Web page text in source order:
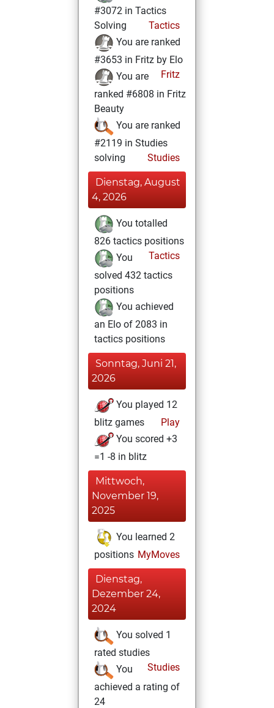
#3072 in Tactics
Solving
Tactics
You are ranked
#3653 in Fritz by Elo
Fritz
You are
ranked #6808 in Fritz
Beauty
You are ranked
#2119 in Studies
solving
Studies
Dienstag, August
4, 2026
You totalled
826 tactics positions
Tactics
You
solved 432 tactics
positions
You achieved
an Elo of 2083 in
tactics positions
Sonntag, Juni 21,
2026
You played 12
blitz games
Play
You scored +3
=1 -8 in blitz
Mittwoch,
November 19,
2025
You learned 2
positions MyMoves
Dienstag,
Dezember 24,
2024
You solved 1
rated studies
Studies
You
achieved a rating of
24